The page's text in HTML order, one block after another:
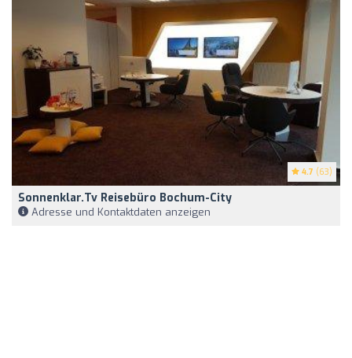
4.7 (63)
Sonnenklar.tv Reisebüro Bochum-City
Adresse und Kontaktdaten anzeigen